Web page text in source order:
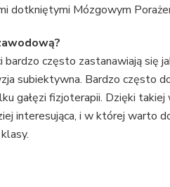
dotkniętymi Mózgowym
bardzo często zastanawiają się
subiektywna. Bardzo często
gałęzi fizjoterapii. Dzięki
interesująca, i w której warto